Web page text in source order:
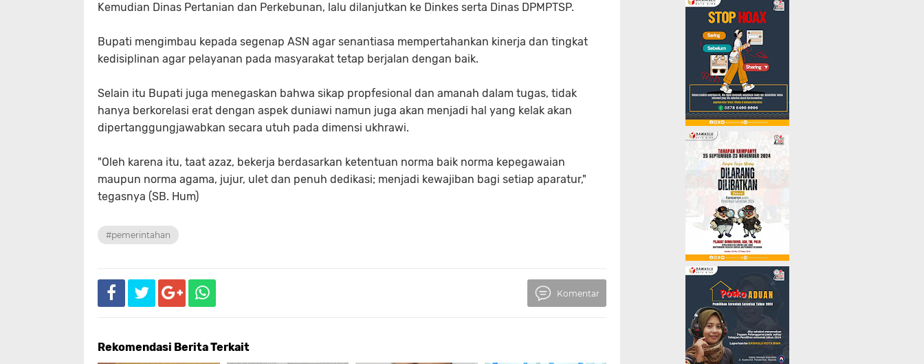
Kemudian Dinas Pertanian dan Perkebunan, lalu dilanjutkan ke Dinkes serta Dinas DPMPTSP.
Bupati mengimbau kepada segenap ASN agar senantiasa mempertahankan kinerja dan tingkat
kedisiplinan agar pelayanan pada masyarakat tetap berjalan dengan baik.
Selain itu Bupati juga menegaskan bahwa sikap propfesional dan amanah dalam tugas, tidak
hanya berkorelasi erat dengan aspek duniawi namun juga akan menjadi hal yang kelak akan
dipertanggungjawabkan secara utuh pada dimensi ukhrawi.
"Oleh karena itu, taat azaz, bekerja berdasarkan ketentuan norma baik norma kepegawaian
maupun norma agama, jujur, ulet dan penuh dedikasi; menjadi kewajiban bagi setiap aparatur,"
tegasnya (SB. Hum)
#pemerintahan
Komentar
Rekomendasi Berita Terkait